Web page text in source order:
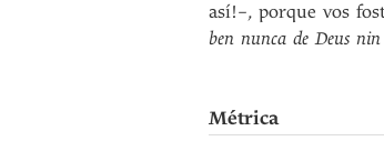
así!–, porque vos
ben nunca de Deus nin
Métrica